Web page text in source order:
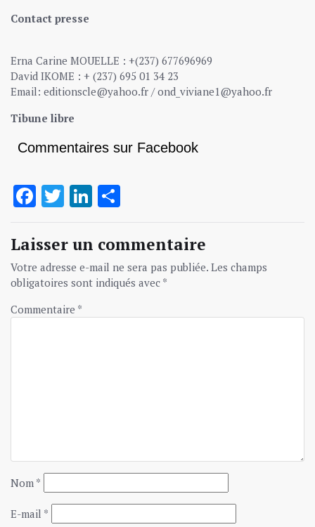
Contact presse
Erna Carine MOUELLE : +(237) 677696969
David IKOME : + (237) 695 01 34 23
Email: editionscle@yahoo.fr / ond_viviane1@yahoo.fr
Tibune libre
Commentaires sur Facebook
Facebook
TwitterLinkedIn
Laisser un commentaire
Votre adresse e-mail ne sera pas publiée. Les champs
obligatoires sont indiqués avec *
Commentaire *
Nom *
E-mail *